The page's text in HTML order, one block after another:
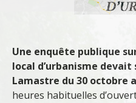
Une enquête publique
local d’urbanisme devait
Lamastre du 30 octobre
heures habituelles